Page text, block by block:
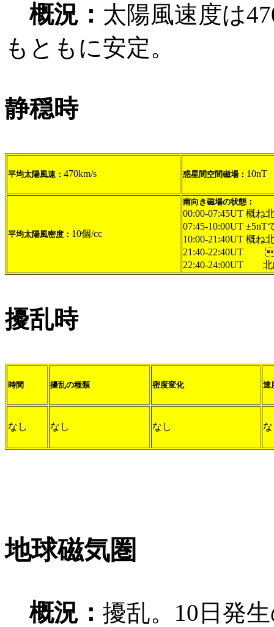
概況： 太陽風速度は
もともに安定。
静穏時
平均太陽風速： 470km/s 惑星間空間磁場： 10nT
平均太陽風密度： 10個/cc
南向き磁場の状態：
00:00-07:45UT 概ね
07:45-10:00UT ±5nT
10:00-21:40UT 概ね
21:40-22:40UT 
22:40-24:00UT 北
擾乱時
時間 擾乱の種類 密度変化 速
なし なし なし
地球磁気圏
概況： 擾乱。10日発